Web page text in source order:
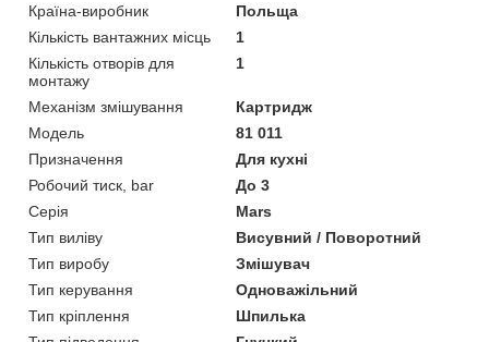
Країна-виробник
Польща
Кількість вантажних місць
1
Кількість отворів для
монтажу
1
Механізм змішування
Картридж
Мoдель
81 011
Призначення
Для кухні
Робочий тиск, bar
До 3
Серія
Mars
Тип виліву
Висувний / Поворотний
Тип виробу
Змішувач
Тип керування
Одноважільний
Тип кріплення
Шпилька